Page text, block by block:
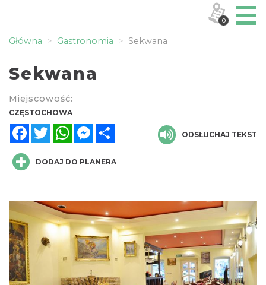
Główna Gastronomia Sekwana
Sekwana
Miejscowość:
CZĘSTOCHOWA
FacebookTwitterWhatsAppMessenger
ODSŁUCHAJ TEKST
DODAJ DO PLANERA
0